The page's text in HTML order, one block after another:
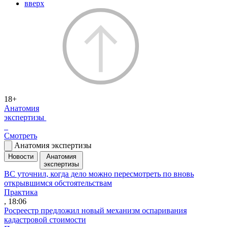
вверх
18+
Анатомия
экспертизы
Смотреть
Анатомия экспертизы
Новости
Анатомия
экспертизы
ВС уточнил, когда дело можно пересмотреть по вновь
открывшимся обстоятельствам
Практика
, 18:06
Росреестр предложил новый механизм оспаривания
кадастровой стоимости